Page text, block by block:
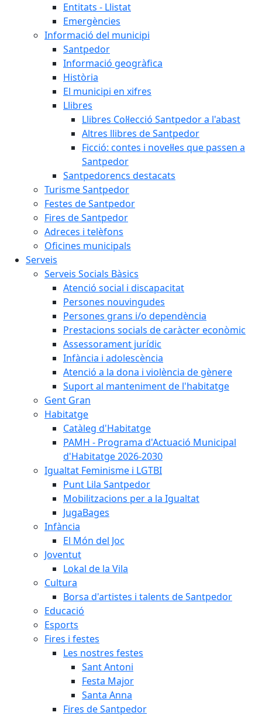
Entitats - Llistat
Emergències
Informació del municipi
Santpedor
Informació geogràfica
Història
El municipi en xifres
Llibres
Llibres Col·lecció Santpedor a l'abast
Altres llibres de Santpedor
Ficció: contes i novel·les que passen a
Santpedor
Santpedorencs destacats
Turisme Santpedor
Festes de Santpedor
Fires de Santpedor
Adreces i telèfons
Oficines municipals
Serveis
Serveis Socials Bàsics
Atenció social i discapacitat
Persones nouvingudes
Persones grans i/o dependència
Prestacions socials de caràcter econòmic
Assessorament jurídic
Infància i adolescència
Atenció a la dona i violència de gènere
Suport al manteniment de l'habitatge
Gent Gran
Habitatge
Catàleg d'Habitatge
PAMH - Programa d'Actuació Municipal
d'Habitatge 2026-2030
Igualtat Feminisme i LGTBI
Punt Lila Santpedor
Mobilitzacions per a la Igualtat
JugaBages
Infància
El Món del Joc
Joventut
Lokal de la Vila
Cultura
Borsa d'artistes i talents de Santpedor
Educació
Esports
Fires i festes
Les nostres festes
Sant Antoni
Festa Major
Santa Anna
Fires de Santpedor